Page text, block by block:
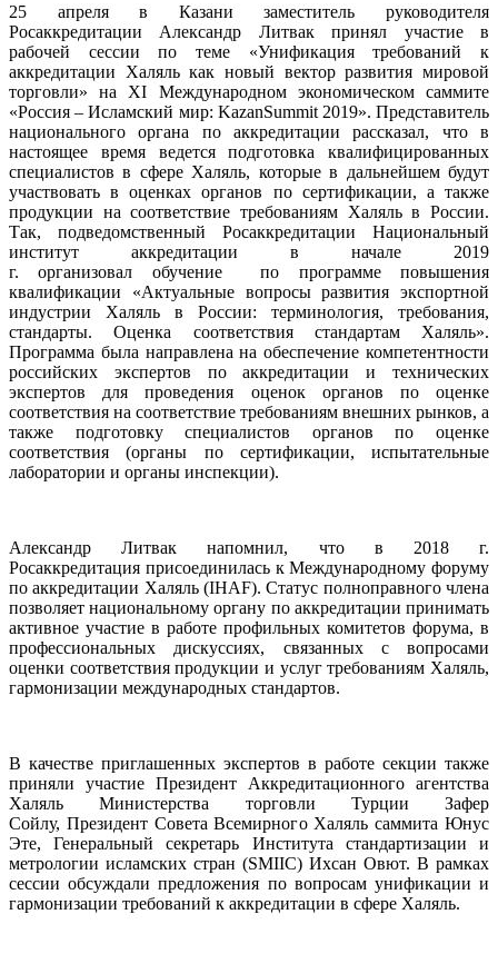
25 апреля в Казани заместитель руководителя
Росаккредитации Александр Литвак принял участие в
рабочей сессии по теме «Унификация требований к
аккредитации Халяль как новый вектор развития мировой
торговли» на XI Международном экономическом саммите
«Россия – Исламский мир: KazanSummit 2019». Представитель
национального органа по аккредитации рассказал, что в
настоящее время ведется подготовка квалифицированных
специалистов в сфере Халяль, которые в дальнейшем будут
участвовать в оценках органов по сертификации, а также
продукции на соответствие требованиям Халяль в России.
Так, подведомственный Росаккредитации Национальный
институт аккредитации в начале 2019
г. организовал обучение по программе повышения
квалификации «Актуальные вопросы развития экспортной
индустрии Халяль в России: терминология, требования,
стандарты. Оценка соответствия стандартам Халяль».
Программа была направлена на обеспечение компетентности
российских экспертов по аккредитации и технических
экспертов для проведения оценок органов по оценке
соответствия на соответствие требованиям внешних рынков, а
также подготовку специалистов органов по оценке
соответствия (органы по сертификации, испытательные
лаборатории и органы инспекции).
Александр Литвак напомнил, что в 2018 г.
Росаккредитация присоединилась к Международному форуму
по аккредитации Халяль (IHAF). Статус полноправного члена
позволяет национальному органу по аккредитации принимать
активное участие в работе профильных комитетов форума, в
профессиональных дискуссиях, связанных с вопросами
оценки соответствия продукции и услуг требованиям Халяль,
гармонизации международных стандартов.
В качестве приглашенных экспертов в работе секции также
приняли участие Президент Аккредитационного агентства
Халяль Министерства торговли Турции Зафер
Сойлу, Президент Совета Всемирного Халяль саммита Юнус
Эте, Генеральный секретарь Института стандартизации и
метрологии исламских стран (SMIIC) Ихсан Овют. В рамках
сессии обсуждали предложения по вопросам унификации и
гармонизации требований к аккредитации в сфере Халяль.